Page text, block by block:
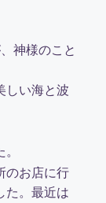
神様のこと
しい海と波
のお店に行
た。最近は